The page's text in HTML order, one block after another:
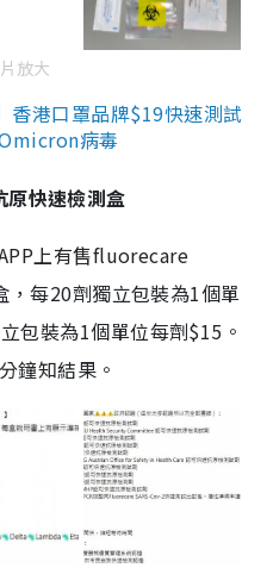
放大
香港口罩品牌$19快速測試
病毒
快速檢測盒
上有售fluorecare
，每20劑獨立包裝為1個單
包裝為1個單位每劑$15。
鐘知結果。